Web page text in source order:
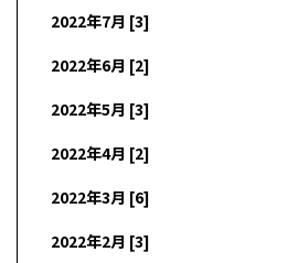
2022年7月 [3]
2022年6月 [2]
2022年5月 [3]
2022年4月 [2]
2022年3月 [6]
2022年2月 [3]